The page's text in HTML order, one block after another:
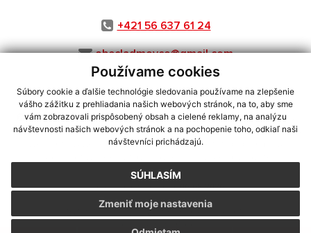
Používame cookies
Súbory cookie a ďalšie technológie sledovania používame na zlepšenie
vášho zážitku z prehliadania našich webových stránok, na to, aby sme
vám zobrazovali prispôsobený obsah a cielené reklamy, na analýzu
návštevnosti našich webových stránok a na pochopenie toho, odkiaľ naši
návštevníci prichádzajú.
SÚHLASÍM
Zmeniť moje nastavenia
+421 56 637 61 24
obecladmovce@gmail.com
využite možnosť získavania aktuálnych informácií s využitím RSS
CMS systém (redakčný) systém ECHELON 2,Mapa stránok,web portál
webex.digital, s.r.o.,domény,registrácia domény
Posledná aktualizácia:06.08.2026
Vytlačiť stránku|Vyhlásenie o prístupnosti